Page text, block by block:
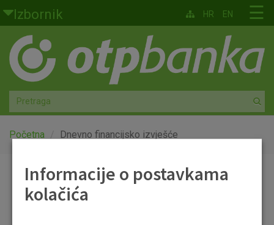
Skoči na glavni sadržaj
Izbornik
Građani
Privatno bankarstvo
Agro
Mala poduzeća i obrtnici
Globalna tržišta
☰
HR EN
Početna Dnevno financijsko izvješće
Dnevno financijsko
Informacije o postavkama
kolačića